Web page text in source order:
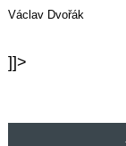
Václav Dvořák
]]>